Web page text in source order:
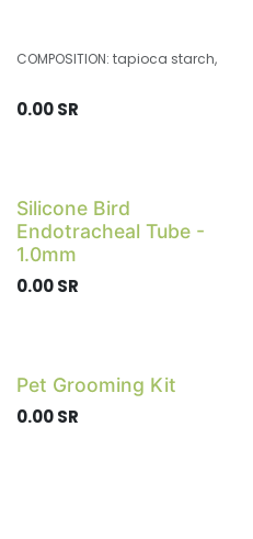
COMPOSITION: tapioca starch,
0.00SR
Silicone Bird
Endotracheal Tube -
1.0mm
0.00SR
Pet Grooming Kit
0.00SR